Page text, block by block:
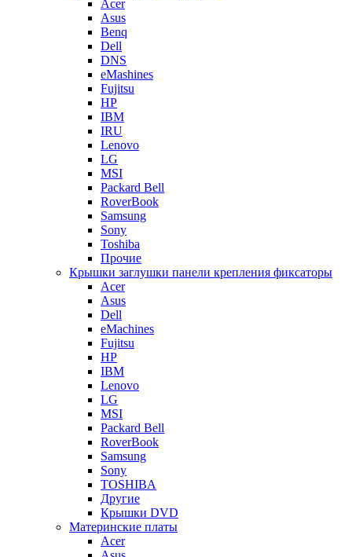
Acer
Asus
Benq
Dell
DNS
eMashines
Fujitsu
HP
IBM
IRU
Lenovo
LG
MSI
Packard Bell
RoverBook
Samsung
Sony
Toshiba
Прочие
Крышки заглушки панели крепления фиксаторы
Acer
Asus
Dell
eMachines
Fujitsu
HP
IBM
Lenovo
LG
MSI
Packard Bell
RoverBook
Samsung
Sony
TOSHIBA
Другие
Крышки DVD
Материнские платы
Acer